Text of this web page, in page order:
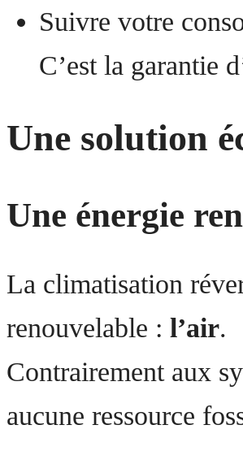
Suivre votre
C’est la garantie
Une solution
Une énergie
La climatisation
renouvelable : l’air.
Contrairement aux
aucune ressource